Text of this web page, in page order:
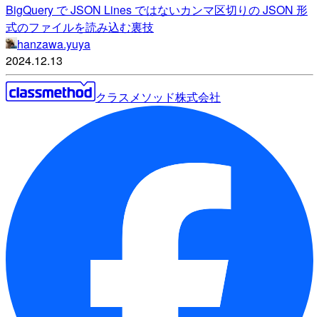
BigQuery で JSON Lines ではないカンマ区切りの JSON 形
式のファイルを読み込む裏技
hanzawa.yuya
2024.12.13
クラスメソッド株式会社